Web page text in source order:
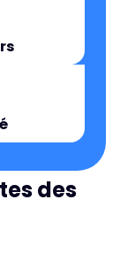
des